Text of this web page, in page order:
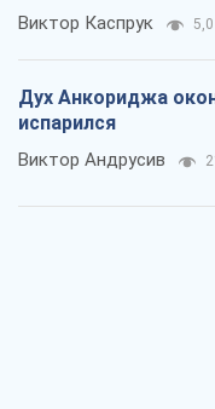
Виктор Каспрук 5,0
Дух Анкориджа
испарился
Виктор Андрусив